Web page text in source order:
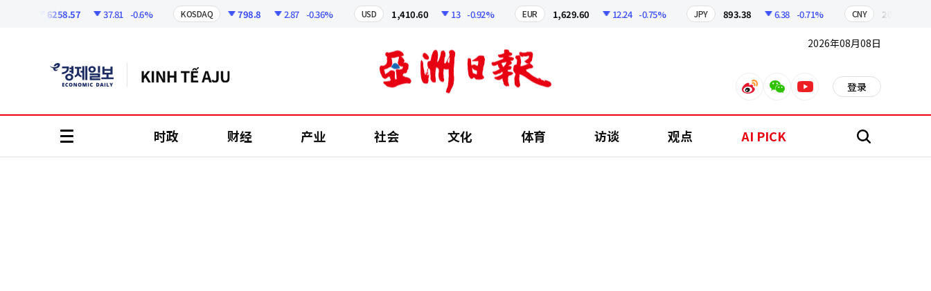
6258.57 37.81 -0.6% KOSDAQ 798.8 2.87 -0.36% USD 1,410.60 13 -0.92% EUR 1,629.60 12.24 -0.75% JPY 893.38 6.38 -0.71% CNY 209.17
2026年08月08日
weiboweixinyoutube 登录
时政 财经 产业 社会 文化 体育 访谈 观点 AI PICK 搜